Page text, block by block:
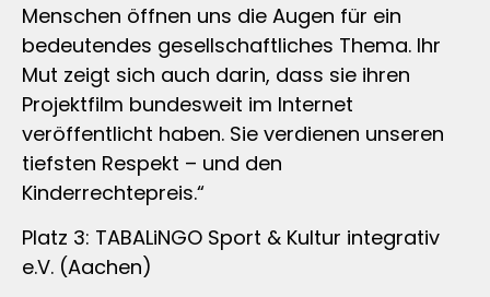
Menschen öffnen uns die Augen für ein
bedeutendes gesellschaftliches Thema. Ihr
Mut zeigt sich auch darin, dass sie ihren
Projektfilm bundesweit im Internet
veröffentlicht haben. Sie verdienen unseren
tiefsten Respekt – und den
Kinderrechtepreis.“
Platz 3: TABALiNGO Sport & Kultur integrativ
e.V. (Aachen)